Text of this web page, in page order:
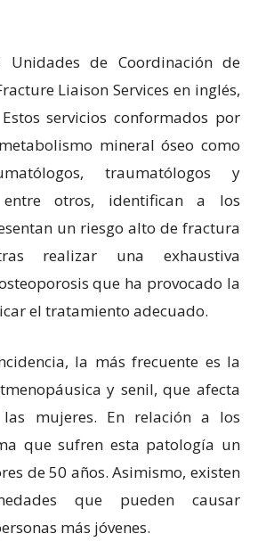
de Coordinación de
Liaison Services en inglés,
servicios conformados por
mineral óseo como
traumatólogos y
entre otros, identifican a los
un riesgo alto de fractura
realizar una exhaustiva
que ha provocado la
el tratamiento adecuado.
la más frecuente es la
y senil, que afecta
mujeres. En relación a los
que sufren esta patología un
de 50 años. Asimismo, existen
que pueden causar
más jóvenes.